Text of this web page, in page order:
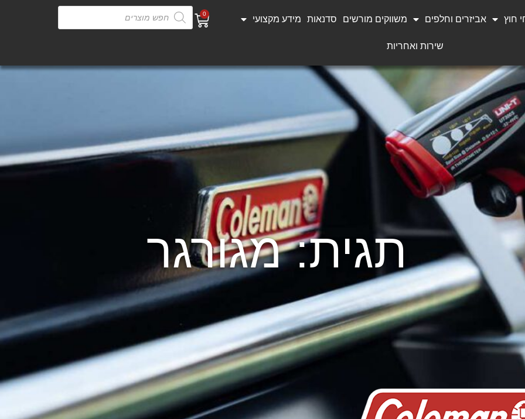
חוץ אביזרים וחלפים משווקים מורשים סדנאות מידע מקצועי
שירות ואחריות
0
תגית: מגורגר